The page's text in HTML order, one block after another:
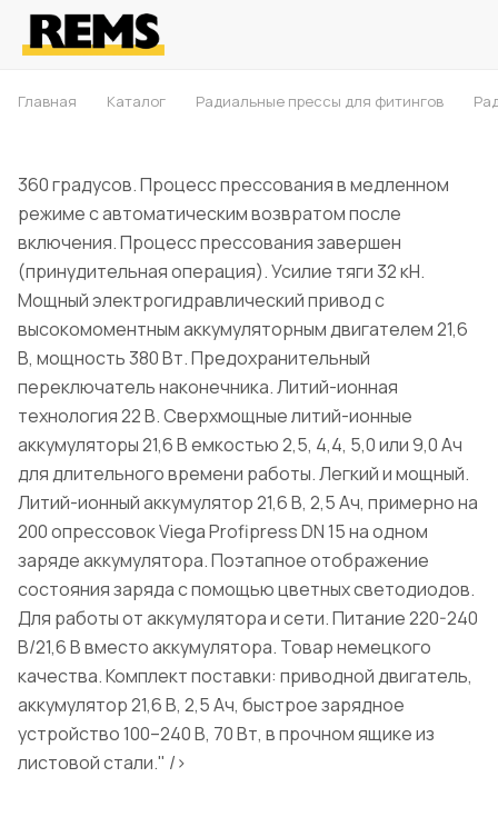
Главная Каталог Радиальные прессы для фитингов
360 градусов. Процесс прессования в медленном
режиме с автоматическим возвратом после
включения. Процесс прессования завершен
(принудительная операция). Усилие тяги 32 кН.
Мощный электрогидравлический привод с
высокомоментным аккумуляторным двигателем 21,6
В, мощность 380 Вт. Предохранительный
переключатель наконечника. Литий-ионная
технология 22 В. Сверхмощные литий-ионные
аккумуляторы 21,6 В емкостью 2,5, 4,4, 5,0 или 9,0 Ач
для длительного времени работы. Легкий и мощный.
Литий-ионный аккумулятор 21,6 В, 2,5 Ач, примерно на
200 опрессовок Viega Profipress DN 15 на одном
заряде аккумулятора. Поэтапное отображение
состояния заряда с помощью цветных светодиодов.
Для работы от аккумулятора и сети. Питание 220-240
В/21,6 В вместо аккумулятора. Товар немецкого
качества. Комплект поставки: приводной двигатель,
аккумулятор 21,6 В, 2,5 Ач, быстрое зарядное
устройство 100–240 В, 70 Вт, в прочном ящике из
листовой стали." />